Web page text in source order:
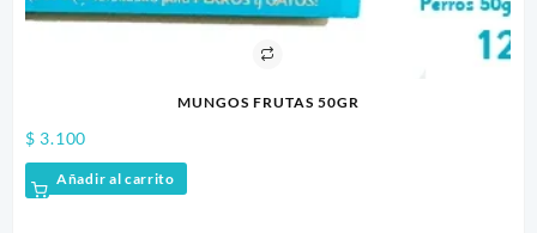
MUNGOS FRUTAS 50GR
$ 3.100
Añadir al carrito